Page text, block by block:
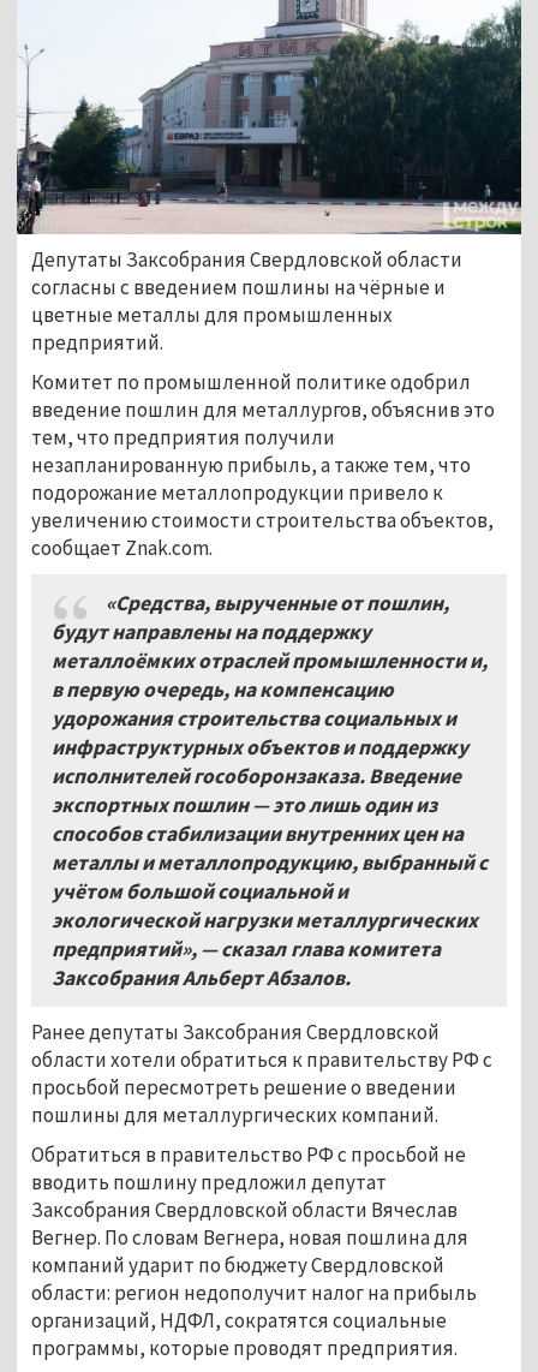
Депутаты Заксобрания Свердловской области
согласны с введением пошлины на чёрные и
цветные металлы для промышленных
предприятий.
Комитет по промышленной политике одобрил
введение пошлин для металлургов, объяснив это
тем, что предприятия получили
незапланированную прибыль, а также тем, что
подорожание металлопродукции привело к
увеличению стоимости строительства объектов,
сообщает Znak.com.
«Средства, вырученные от пошлин,
будут направлены на поддержку
металлоёмких отраслей промышленности и,
в первую очередь, на компенсацию
удорожания строительства социальных и
инфраструктурных объектов и поддержку
исполнителей гособоронзаказа. Введение
экспортных пошлин — это лишь один из
способов стабилизации внутренних цен на
металлы и металлопродукцию, выбранный с
учётом большой социальной и
экологической нагрузки металлургических
предприятий», — сказал глава комитета
Заксобрания Альберт Абзалов.
Ранее депутаты Заксобрания Свердловской
области хотели обратиться к правительству РФ с
просьбой пересмотреть решение о введении
пошлины для металлургических компаний.
Обратиться в правительство РФ с просьбой не
вводить пошлину предложил депутат
Заксобрания Свердловской области Вячеслав
Вегнер. По словам Вегнера, новая пошлина для
компаний ударит по бюджету Свердловской
области: регион недополучит налог на прибыль
организаций, НДФЛ, сократятся социальные
программы, которые проводят предприятия.